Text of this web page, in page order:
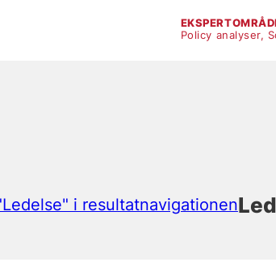
Policy analyser,
i resultatnavigationen